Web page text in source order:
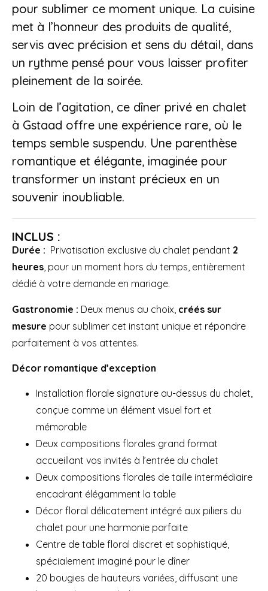
pour sublimer ce moment unique. La cuisine
met à l’honneur des produits de qualité,
servis avec précision et sens du détail, dans
un rythme pensé pour vous laisser profiter
pleinement de la soirée.
Loin de l’agitation, ce dîner privé en chalet
à Gstaad offre une expérience rare, où le
temps semble suspendu. Une parenthèse
romantique et élégante, imaginée pour
transformer un instant précieux en un
souvenir inoubliable.
INCLUS :
Durée : Privatisation exclusive du chalet pendant 2
heures, pour un moment hors du temps, entièrement
dédié à votre demande en mariage.
Gastronomie : Deux menus au choix, créés sur
mesure pour sublimer cet instant unique et répondre
parfaitement à vos attentes.
Décor romantique d’exception
Installation florale signature au-dessus du chalet,
conçue comme un élément visuel fort et
mémorable
Deux compositions florales grand format
accueillant vos invités à l’entrée du chalet
Deux compositions florales de taille intermédiaire
encadrant élégamment la table
Décor floral délicatement intégré aux piliers du
chalet pour une harmonie parfaite
Centre de table floral discret et sophistiqué,
spécialement imaginé pour le dîner
20 bougies de hauteurs variées, diffusant une